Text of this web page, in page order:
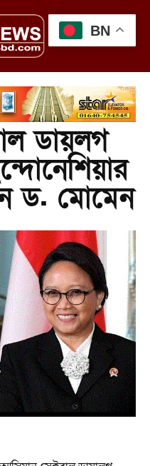
ডায়লগ
ড. মোমেন
BN